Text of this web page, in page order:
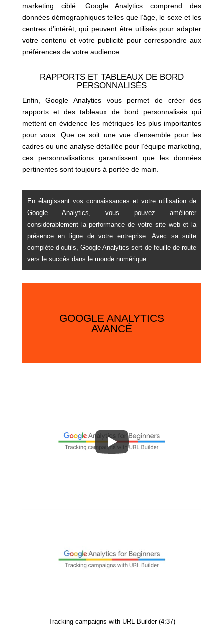
marketing ciblé. Google Analytics comprend des
données démographiques telles que l’âge, le sexe et les
centres d’intérêt, qui peuvent être utilisés pour adapter
votre contenu et votre publicité pour correspondre aux
préférences de votre audience.
RAPPORTS ET TABLEAUX DE BORD
PERSONNALISÉS
Enfin, Google Analytics vous permet de créer des
rapports et des tableaux de bord personnalisés qui
mettent en évidence les métriques les plus importantes
pour vous. Que ce soit une vue d’ensemble pour les
cadres ou une analyse détaillée pour l’équipe marketing,
ces personnalisations garantissent que les données
pertinentes sont toujours à portée de main.
En élargissant vos connaissances et votre utilisation de
Google Analytics, vous pouvez améliorer
considérablement la performance de votre site web et la
présence en ligne de votre entreprise. Avec sa suite
complète d’outils, Google Analytics sert de feuille de route
vers le succès dans le monde numérique.
GOOGLE ANALYTICS
AVANCÉ
Tracking campaigns with URL Builder (4:37)